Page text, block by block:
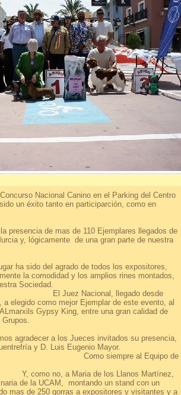
Nacional Canino en el Parking del Centro
un éxito tanto en participarción, como en
de mas de 110 Ejemplares llegados de
y, lógicamente de una gran parte de nuestra
ha sido del agrado de todos los expositores,
la comodidad y los amplios rines montados,
de nuestra Sociedad.
llegado desde
a elegido como mejor Ejemplar de este evento, al
Gypsy King, entre una gran calidad de
del resto de los Grupos.
agradecer a los Jueces invitados su presencia,
Fuentrefría y D. Luis Eugenio Mayor.
al Equipo de
José y Juanjo.
de los Llanos Martínez,
de la UCAM, montando un stand con un
mas de 250 gorras a expositores y visitantes y a